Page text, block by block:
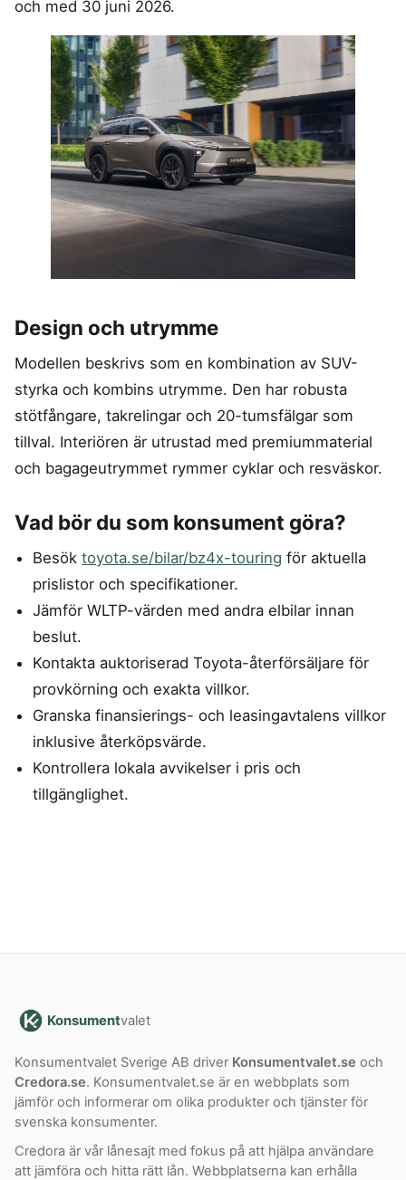
och med 30 juni 2026.
Design och utrymme
Modellen beskrivs som en kombination av SUV-
styrka och kombins utrymme. Den har robusta
stötfångare, takrelingar och 20-tumsfälgar som
tillval. Interiören är utrustad med premiummaterial
och bagageutrymmet rymmer cyklar och resväskor.
Vad bör du som konsument göra?
Besök toyota.se/bilar/bz4x-touring för aktuella
prislistor och specifikationer.
Jämför WLTP-värden med andra elbilar innan
beslut.
Kontakta auktoriserad Toyota-återförsäljare för
provkörning och exakta villkor.
Granska finansierings- och leasingavtalens villkor
inklusive återköpsvärde.
Kontrollera lokala avvikelser i pris och
tillgänglighet.
Konsumentvalet
Konsumentvalet Sverige AB driver Konsumentvalet.se och
Credora.se. Konsumentvalet.se är en webbplats som
jämför och informerar om olika produkter och tjänster för
svenska konsumenter.
Credora är vår lånesajt med fokus på att hjälpa användare
att jämföra och hitta rätt lån. Webbplatserna kan erhålla